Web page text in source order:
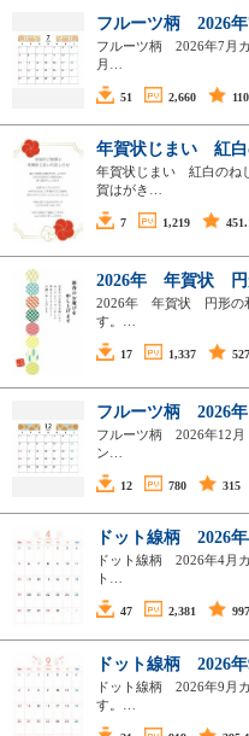
フルーツ柄 2026
フルーツ柄 2026年7月
月…
51 2,660
年賀状じまい 紅
年賀状じまい 紅白のね
賀はがき…
7 1,219
2026年 年賀状
2026年 年賀状 円形の
す。…
17 1,337
フルーツ柄 2026
フルーツ柄 2026年12月
ン…
12 780 315
ドット線柄 2026
ドット線柄 2026年4月
ト…
47 2,381
ドット線柄 2026
ドット線柄 2026年9月
す。…